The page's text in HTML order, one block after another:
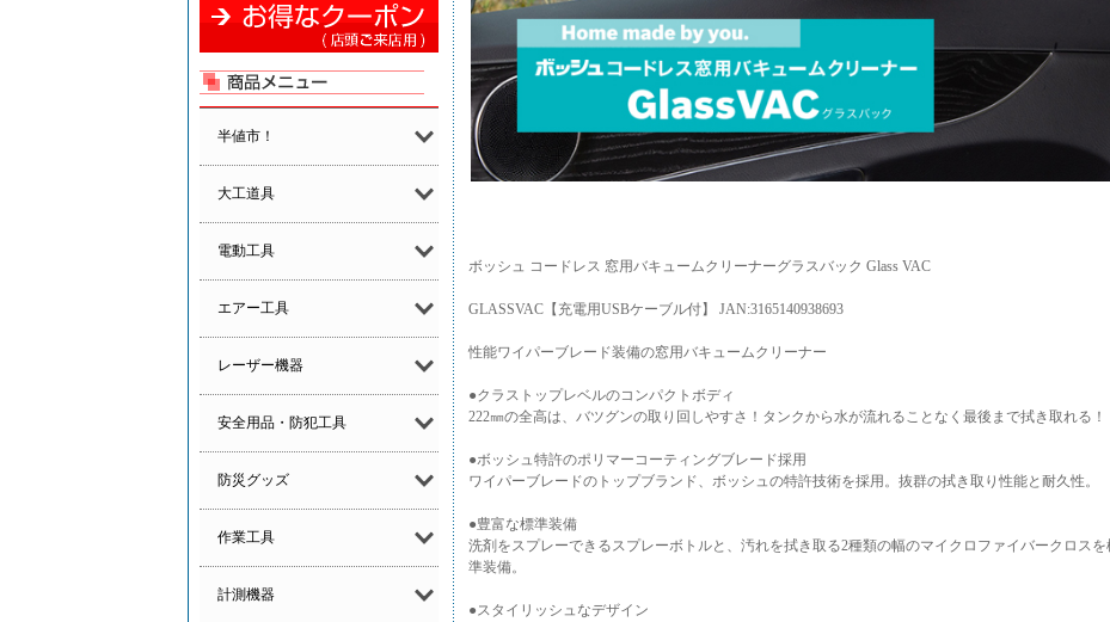
半値市！
大工道具
電動工具
エアー工具
レーザー機器
安全用品・防犯工具
防災グッズ
作業工具
計測機器
ボッシュ コードレス 窓用バキュームクリーナーグラスバック Glass VAC
GLASSVAC【充電用USBケーブル付】 JAN:3165140938693
性能ワイパーブレード装備の窓用バキュームクリーナー
●クラストップレベルのコンパクトボディ
222㎜の全高は、バツグンの取り回しやすさ！タンクから水が流れることなく最後まで拭き取れる！
●ボッシュ特許のポリマーコーティングブレード採用
ワイパーブレードのトップブランド、ボッシュの特許技術を採用。抜群の拭き取り性能と耐久性。
●豊富な標準装備
洗剤をスプレーできるスプレーボトルと、汚れを拭き取る2種類の幅のマイクロファイバークロスを
準装備。
●スタイリッシュなデザイン